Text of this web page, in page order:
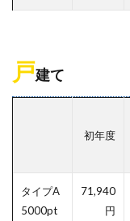
戸建て
初年度
タイプA
5000pt
71,940
円